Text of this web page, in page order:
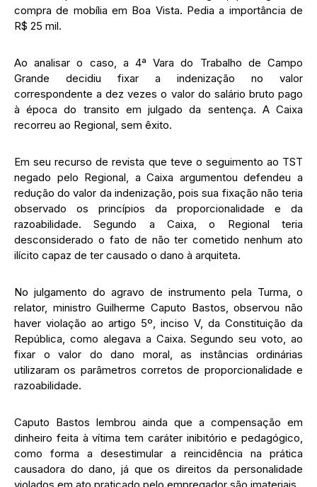
compra de mobília em Boa Vista. Pedia a importância de
R$ 25 mil.
Ao analisar o caso, a 4ª Vara do Trabalho de Campo
Grande decidiu fixar a indenização no valor
correspondente a dez vezes o valor do salário bruto pago
à época do transito em julgado da sentença. A Caixa
recorreu ao Regional, sem êxito.
Em seu recurso de revista que teve o seguimento ao TST
negado pelo Regional, a Caixa argumentou defendeu a
redução do valor da indenização, pois sua fixação não teria
observado os princípios da proporcionalidade e da
razoabilidade. Segundo a Caixa, o Regional teria
desconsiderado o fato de não ter cometido nenhum ato
ilícito capaz de ter causado o dano à arquiteta.
No julgamento do agravo de instrumento pela Turma, o
relator, ministro Guilherme Caputo Bastos, observou não
haver violação ao artigo 5º, inciso V, da Constituição da
República, como alegava a Caixa. Segundo seu voto, ao
fixar o valor do dano moral, as instâncias ordinárias
utilizaram os parâmetros corretos de proporcionalidade e
razoabilidade.
Caputo Bastos lembrou ainda que a compensação em
dinheiro feita à vítima tem caráter inibitório e pedagógico,
como forma a desestimular a reincidência na prática
causadora do dano, já que os direitos da personalidade